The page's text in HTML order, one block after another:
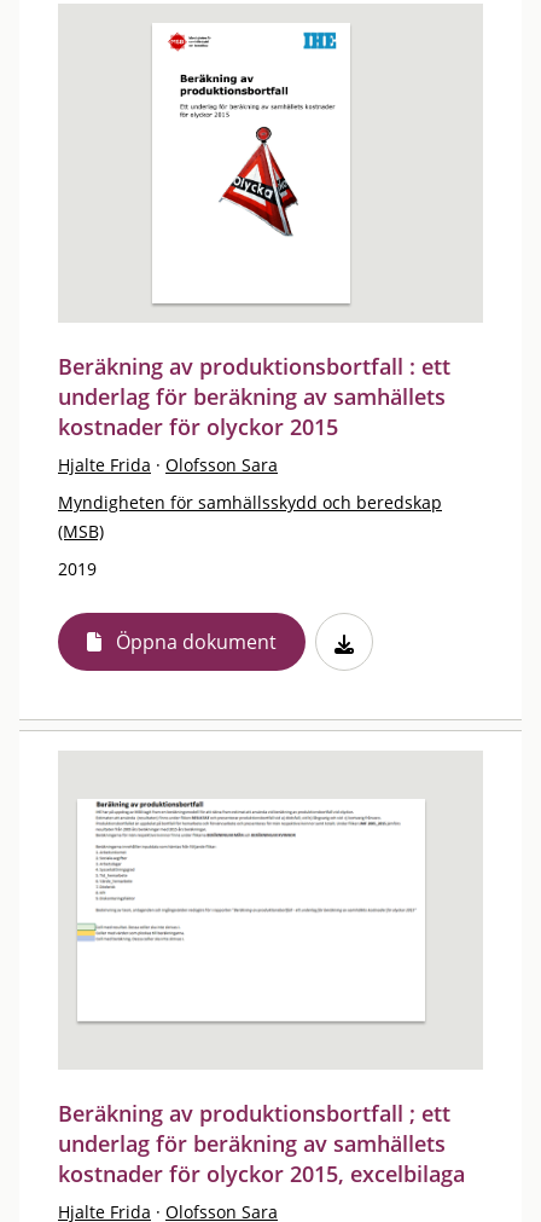
Beräkning av produktionsbortfall : ett
underlag för beräkning av samhällets
kostnader för olyckor 2015
Hjalte Frida · Olofsson Sara
Myndigheten för samhällsskydd och beredskap
(MSB)
2019
Öppna dokument
Beräkning av produktionsbortfall ; ett
underlag för beräkning av samhällets
kostnader för olyckor 2015, excelbilaga
Hjalte Frida · Olofsson Sara